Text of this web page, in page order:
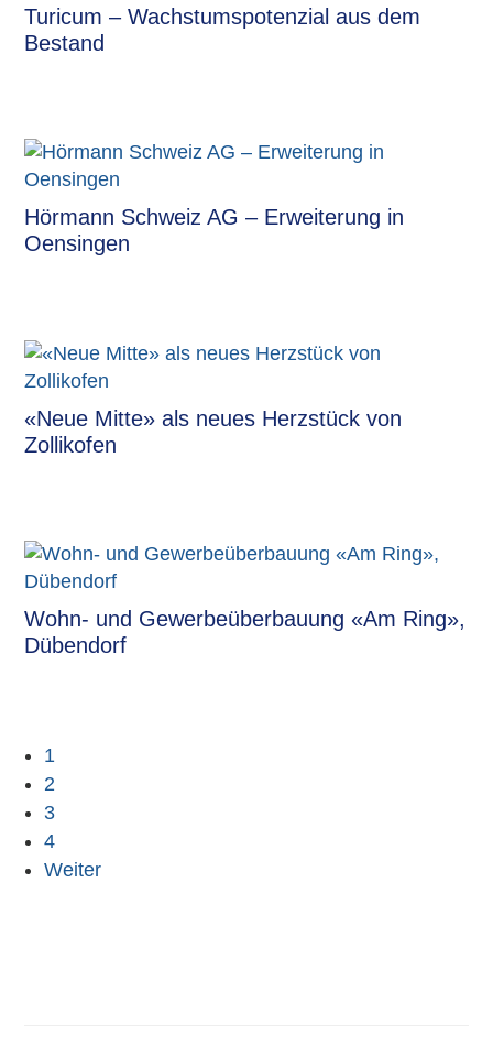
Turicum – Wachstumspotenzial aus dem
Bestand
Hörmann Schweiz AG – Erweiterung in
Oensingen
«Neue Mitte» als neues Herzstück von
Zollikofen
Wohn- und Gewerbeüberbauung «Am Ring»,
Dübendorf
1
2
3
4
Weiter